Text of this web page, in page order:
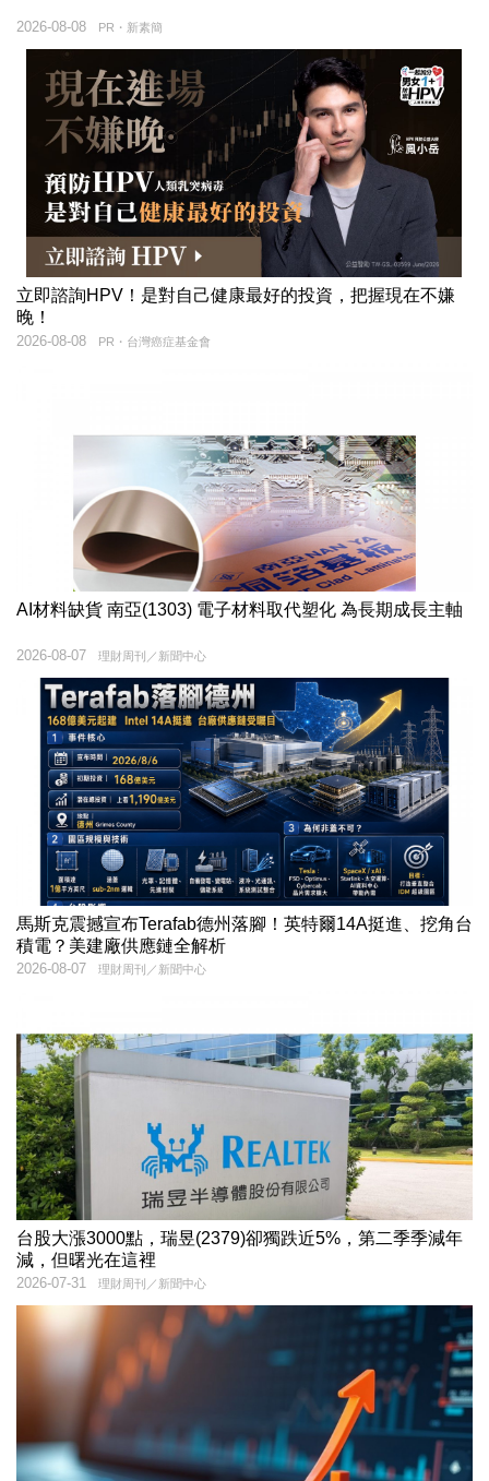
PR・新素簡
2026-08-08
立即諮詢HPV！是對自己健康最好的投資，把握現在不嫌
晚！
PR・台灣癌症基金會
2026-08-08
AI材料缺貨 南亞(1303) 電子材料取代塑化 為長期成長主軸
理財周刊／新聞中心
2026-08-07
馬斯克震撼宣布Terafab德州落腳！英特爾14A挺進、挖角台
積電？美建廠供應鏈全解析
理財周刊／新聞中心
2026-08-07
台股大漲3000點，瑞昱(2379)卻獨跌近5%，第二季季減年
減，但曙光在這裡
理財周刊／新聞中心
2026-07-31